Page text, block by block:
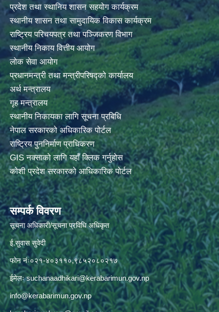
प्रदेश तथा स्थानिय शासन सहयोग कार्यक्रम
स्थानीय शासन तथा सामुदायिक विकास कार्यक्रम
राष्ट्रिय परिचयपत्र तथा पञ्जिकरण विभाग
स्थानीय निकाय वित्तीय आयोग
लोक सेवा आयोग
प्रधानमन्त्री तथा मन्त्रीपरिषद्को कार्यालय
अर्थ मन्त्रालय
गृह मन्त्रालय
स्थानीय निकायका लागि सूचना प्रबिधि
नेपाल सरकारको अधिकारिक पोर्टल
राष्ट्रिय पुननिर्माण प्राधिकरण
GIS नक्साको लागि यहाँ क्लिक गर्नुहोस
कोशी प्रदेश सरकारको आधिकारिक पोर्टल
सम्पर्क विवरण
सूचना अधिकारी/सूचना प्रविधि अधिकृत
ई.सुवास सुवेदी
फोन नंः०२१-४०३११०,९८५२०८०२१७
ईमेलःsuchanaadhikari@kerabarimun.gov.np
info@kerabarimun.gov.np